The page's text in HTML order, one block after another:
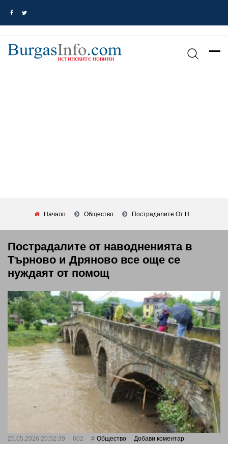
Начало Общество Пострадалите От Н...
Пострадалите от наводненията в
Търново и Дряново все още се
нуждаят от помощ
25.05.2026 20:52:39 602 Общество Добави коментар